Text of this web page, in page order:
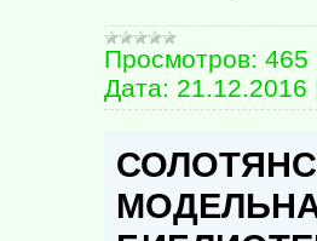
Просмотров: 465
Дата: 21.12.2016